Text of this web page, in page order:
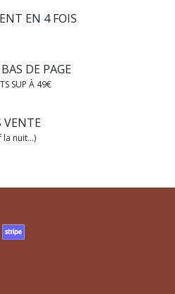
EN 4 FOIS
DE PAGE
SUP À 49€
VENTE
nuit...)